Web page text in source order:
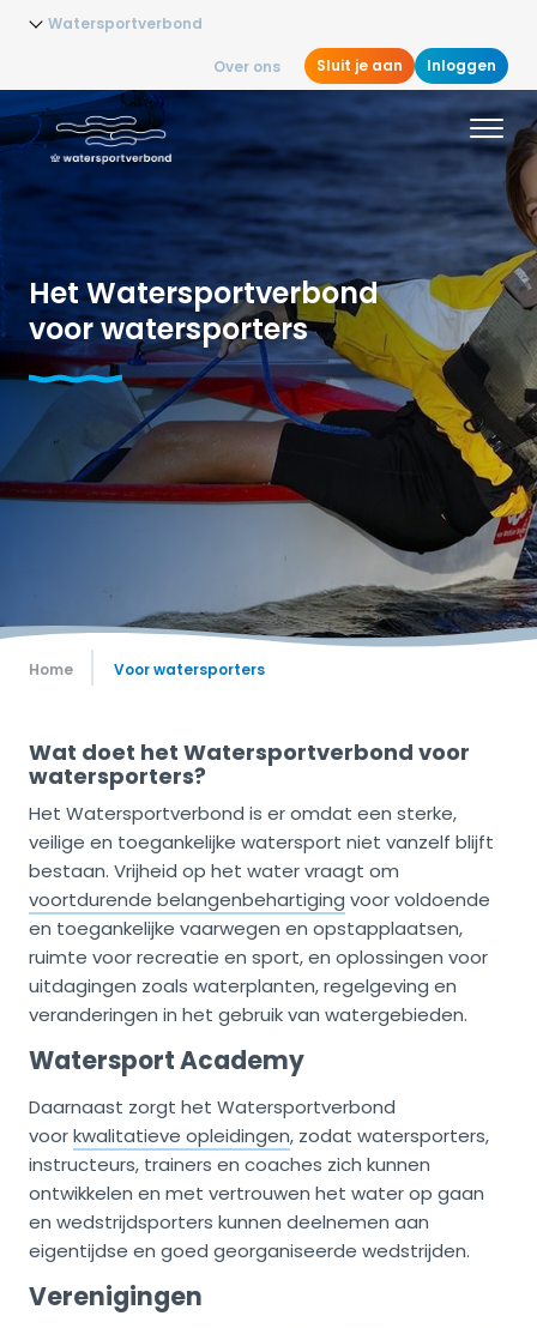
Watersportverbond
Over ons Sluit je aan Inloggen
Het Watersportverbond
voor watersporters
Home Voor watersporters
Wat doet het Watersportverbond voor
watersporters?
Het Watersportverbond is er omdat een sterke,
veilige en toegankelijke watersport niet vanzelf blijft
bestaan. Vrijheid op het water vraagt om
voortdurende belangenbehartiging voor voldoende
en toegankelijke vaarwegen en opstapplaatsen,
ruimte voor recreatie en sport, en oplossingen voor
uitdagingen zoals waterplanten, regelgeving en
veranderingen in het gebruik van watergebieden.
Watersport Academy
Daarnaast zorgt het Watersportverbond
voorkwalitatieve opleidingen, zodat watersporters,
instructeurs, trainers en coaches zich kunnen
ontwikkelen en met vertrouwen het water op gaan
en wedstrijdsporters kunnen deelnemen aan
eigentijdse en goed georganiseerde wedstrijden.
Verenigingen